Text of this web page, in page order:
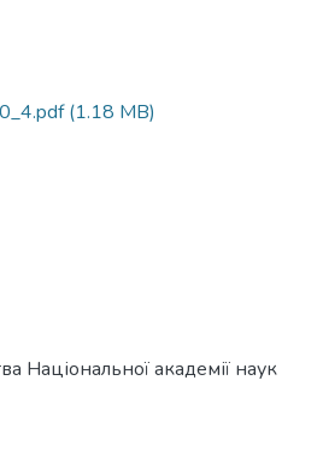
(1.18 MB)
Національної академії наук